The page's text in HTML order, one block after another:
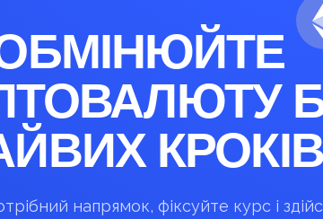
КРОКІВ
напрямок, фіксуйте курс і